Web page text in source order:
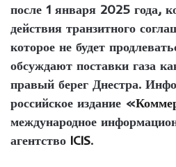
после 1 января 2025 года,
действия транзитного
которое не будет
обсуждают поставки газа
правый берег Днестра.
российское издание «
международное
агентство ICIS.